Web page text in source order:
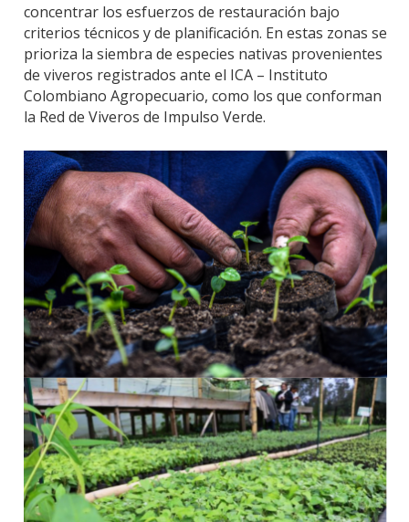
concentrar los esfuerzos de restauración bajo
criterios técnicos y de planificación. En estas zonas se
prioriza la siembra de especies nativas provenientes
de viveros registrados ante el ICA – Instituto
Colombiano Agropecuario, como los que conforman
la Red de Viveros de Impulso Verde.